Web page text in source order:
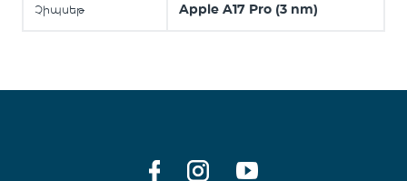
Չիպսեթ Apple A17 Pro (3 nm)